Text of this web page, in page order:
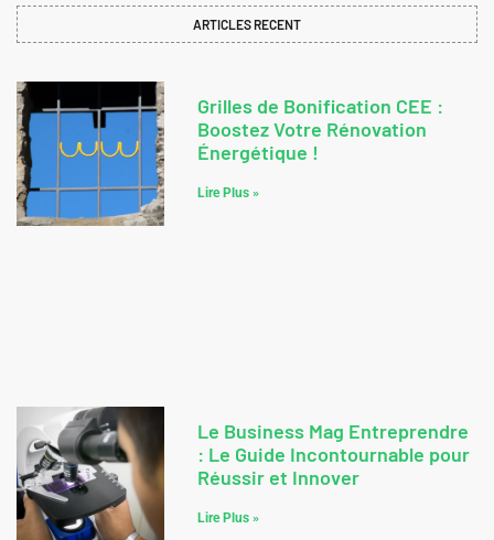
ARTICLES RECENT
Grilles de Bonification CEE :
Boostez Votre Rénovation
Énergétique !
Lire Plus »
Le Business Mag Entreprendre
: Le Guide Incontournable pour
Réussir et Innover
Lire Plus »